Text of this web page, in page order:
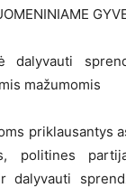
dalyvauti
mažumomis
priklausantys
politines
dalyvauti